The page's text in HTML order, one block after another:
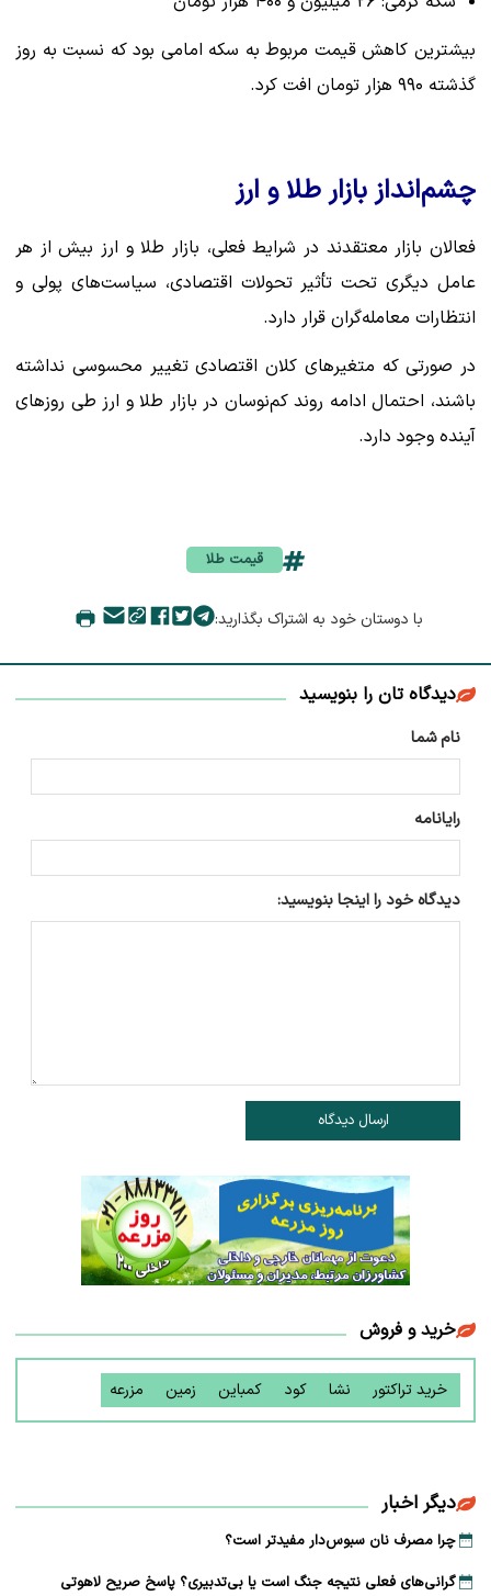
بیشترین کاهش قیمت مربوط به سکه امامی بود که نسبت به روز
گذشته ۹۹۰ هزار تومان افت کرد.
چشم‌انداز بازار طلا و ارز
فعالان بازار معتقدند در شرایط فعلی، بازار طلا و ارز بیش از هر
عامل دیگری تحت تأثیر تحولات اقتصادی، سیاست‌های پولی و
انتظارات معامله‌گران قرار دارد.
در صورتی که متغیرهای کلان اقتصادی تغییر محسوسی نداشته
باشند، احتمال ادامه روند کم‌نوسان در بازار طلا و ارز طی روزهای
آینده وجود دارد.
قیمت طلا
با دوستان خود به اشتراک بگذارید:
دیدگاه تان را بنویسید
نام شما
رایانامه
دیدگاه خود را اینجا بنویسید:
ارسال دیدگاه
خرید و فروش
خرید تراکتور نشا کود کمباین زمین مزرعه
دیگر اخبار
چرا مصرف نان سبوس‌دار مفیدتر است؟
گرانی‌های فعلی نتیجه جنگ است یا بی‌تدبیری؟ پاسخ صریح لاهوتی